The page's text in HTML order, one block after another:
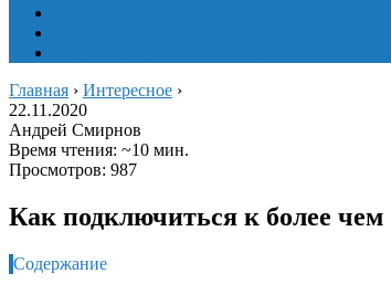
Главная › Интересное ›
22.11.2020
Андрей Смирнов
Время чтения: ~10 мин.
Просмотров: 987
Как подключиться к более
Содержание